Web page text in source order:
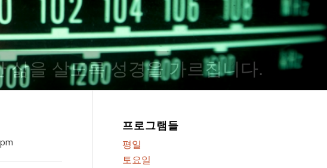
삶을 살도록 성경을 가르칩니다.
프로그램들
평일
토요일